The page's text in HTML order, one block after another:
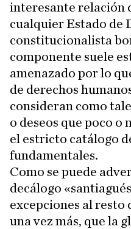
interesante relación
cualquier Estado de
constitucionalista
componente suele
amenazado por lo
de derechos
consideran como
o deseos que poco o
el estricto catálogo
fundamentales.
Como se puede
decálogo
excepciones al resto
una vez más, que la